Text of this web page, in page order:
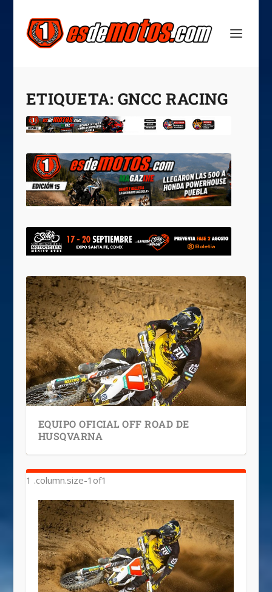
ETIQUETA: GNCC RACING
EQUIPO OFICIAL OFF ROAD DE
HUSQVARNA